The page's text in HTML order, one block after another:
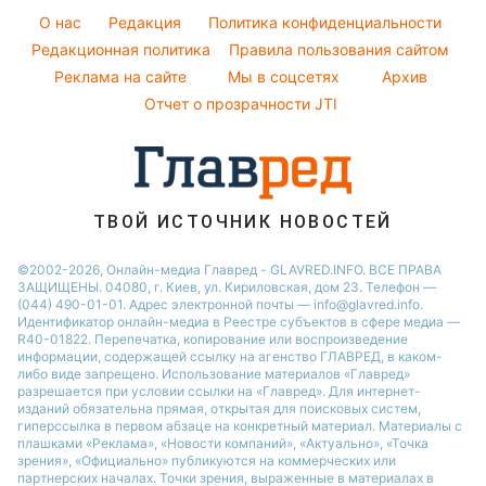
София Ротару
Ольга Сумская
Филипп Киркоров
Пылевая буря
Стирка
Авто
Комнатные растения
O нас Редакция
Политика конфиденциальности
Редакционная политика
Правила пользования сайтом
Реклама на сайте
Мы в соцсетях
Архив
Отчет о прозрачности JTI
ТВОЙ ИСТОЧНИК НОВОСТЕЙ
©2002-2026, Онлайн-медиа Главред - GLAVRED.INFO. ВСЕ ПРАВА
ЗАЩИЩЕНЫ. 04080, г. Киев, ул. Кириловская, дом 23. Телефон —
(044) 490-01-01. Адрес электронной почты — info@glavred.info.
Идентификатор онлайн-медиа в Реестре cубъектов в сфере медиа —
R40-01822. Перепечатка, копирование или воспроизведение
информации, содержащей ссылку на агенство ГЛАВРЕД, в каком-
либо виде запрещено. Использование материалов «Главред»
разрешается при условии ссылки на «Главред». Для интернет-
изданий обязательна прямая, открытая для поисковых систем,
гиперссылка в первом абзаце на конкретный материал. Материалы с
плашками «Реклама», «Новости компаний», «Актуально», «Точка
зрения», «Официально» публикуются на коммерческих или
партнерских началах. Точки зрения, выраженные в материалах в